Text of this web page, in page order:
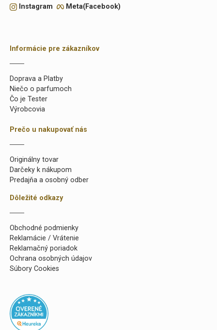
Instagram Meta(Facebook)
Informácie pre zákazníkov
Doprava a Platby
Niečo o parfumoch
Čo je Tester
Výrobcovia
Prečo u nakupovať nás
Originálny tovar
Darčeky k nákupom
Predajňa a osobný odber
Dôležité odkazy
Obchodné podmienky
Reklamácie / Vrátenie
Reklamačný poriadok
Ochrana osobných údajov
Súbory Cookies